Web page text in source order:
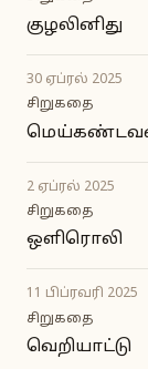
குழலினிது
30 ஏப்ரல் 2025
சிறுகதை
2 ஏப்ரல் 2025
சிறுகதை
ஒளிரொலி
11 பிப்ரவரி 2025
சிறுகதை
வெறியாட்டு